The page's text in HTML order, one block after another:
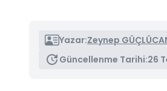
Yazar:Zeynep
Güncellenme Tarihi:26